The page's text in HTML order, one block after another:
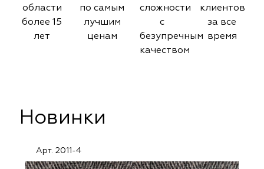
области
более 15
лет
по самым
лучшим
ценам
сложности
с
безупречным
качеством
клиентов
за все
время
Новинки
Арт. 2011-4